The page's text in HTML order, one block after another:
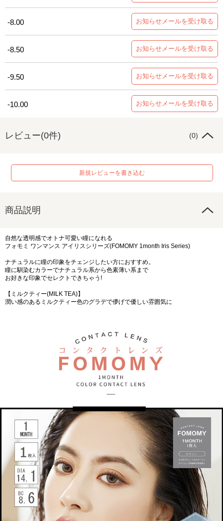
-8.00 お知らせメールを受け取る
-8.50 お知らせメールを受け取る
-9.50 お知らせメールを受け取る
-10.00 お知らせメールを受け取る
レビュー(0件) (0)
新規レビューを書き込む
商品説明
自然な透明感でオトナ可愛い瞳になれる
フォモミ ワンマンス アイリスシリーズ(FOMOMY 1month Iris Series)
ナチュラルに瞳の印象をチェンジしたい方におすすめ。
瞳に馴染むカラーでナチュラル系から色素薄い系まで
お好きな印象でセレクトできちゃう!
【ミルクティー(MILK TEA)】
潤い感のあるミルクティー色のグラデで儚げで優しい雰囲気に